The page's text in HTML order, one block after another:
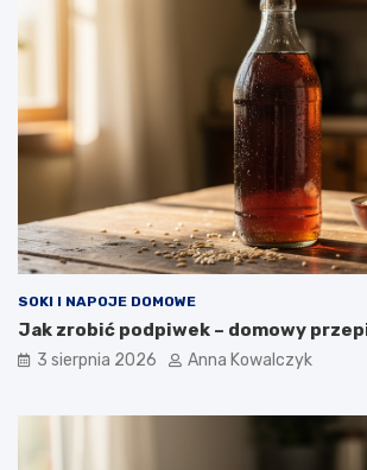
SOKI I NAPOJE DOMOWE
Jak zrobić podpiwek – domowy
3 sierpnia 2026 Anna Kowalczyk